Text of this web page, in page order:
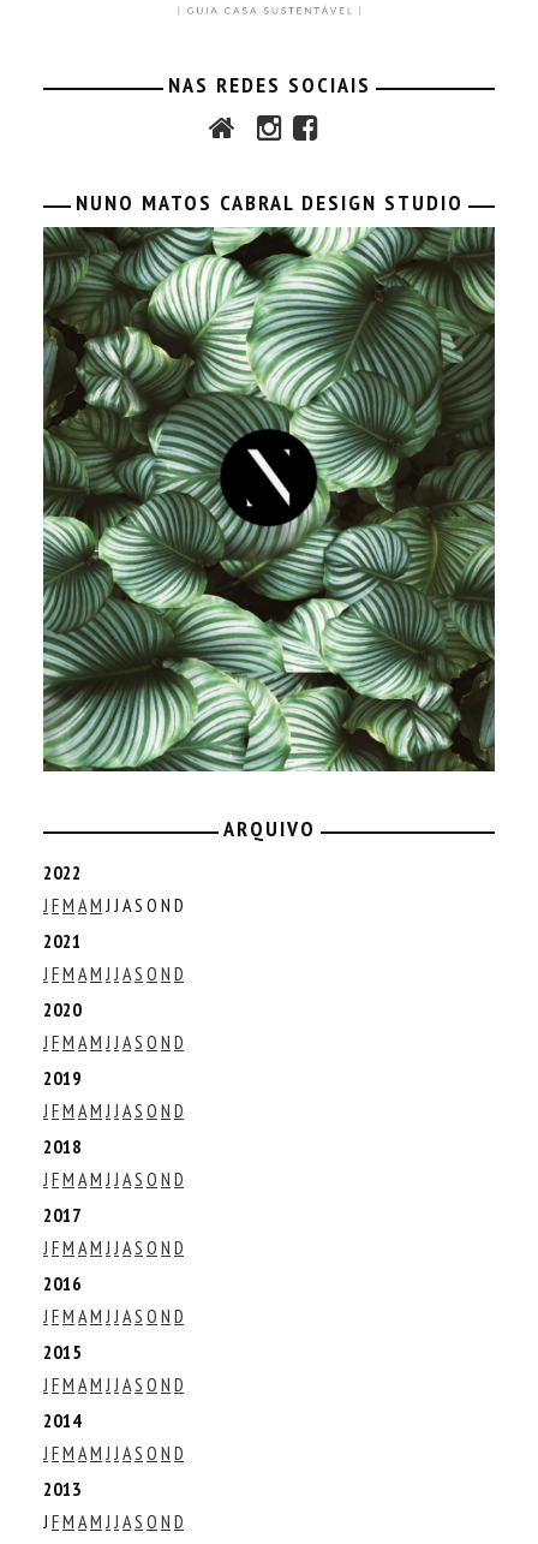
NAS REDES SOCIAIS
NUNO MATOS CABRAL DESIGN STUDIO
ARQUIVO
2022
J FM AM J J AS O N D
2021
J FM AM J J AS O N D
2020
J FM AM J J AS O N D
2019
J FM AM J J AS O N D
2018
J FM AM J J AS O N D
2017
J FM AM J J AS O N D
2016
J FM AM J J AS O N D
2015
J FM AM J J AS O N D
2014
J FM AM J J AS O N D
2013
J FM AM J J AS O N D